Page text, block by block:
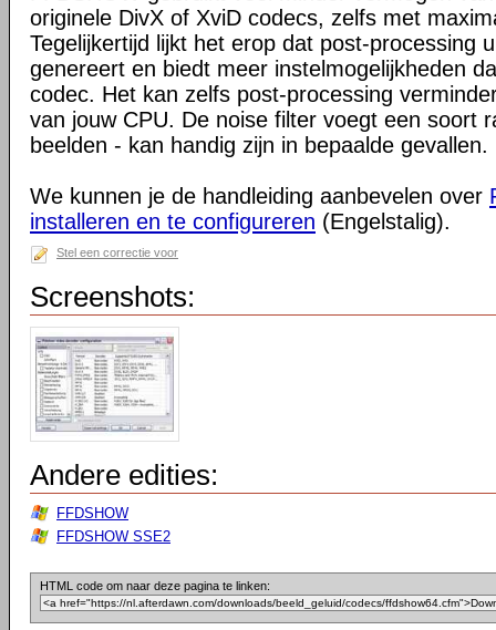
originele DivX of XviD codecs, zelfs met
Tegelijkertijd lijkt het erop dat post-processing
genereert en biedt meer instelmogelijkheden
codec. Het kan zelfs post-processing
van jouw CPU. De noise filter voegt een soort
beelden - kan handig zijn in bepaalde gevallen.
We kunnen je de handleiding aanbevelen over
installeren en te configureren (Engelstalig).
Stel een correctie voor
Screenshots:
Andere edities:
FFDSHOW
FFDSHOW SSE2
HTML code om naar deze pagina te linken: